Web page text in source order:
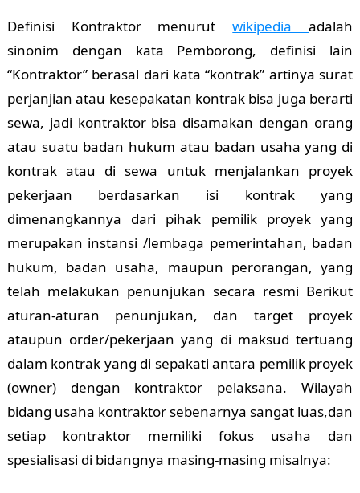
Definisi Kontraktor menurutwikipediaadalah
sinonim dengan kata Pemborong, definisi lain
“Kontraktor” berasal dari kata “kontrak” artinya surat
perjanjian atau kesepakatan kontrak bisa juga berarti
sewa, jadi kontraktor bisa disamakan dengan orang
atau suatu badan hukum atau badan usaha yang di
kontrak atau di sewa untuk menjalankan proyek
pekerjaan berdasarkan isi kontrak yang
dimenangkannya dari pihak pemilik proyek yang
merupakan instansi /lembaga pemerintahan, badan
hukum, badan usaha, maupun perorangan, yang
telah melakukan penunjukan secara resmi Berikut
aturan-aturan penunjukan, dan target proyek
ataupun order/pekerjaan yang di maksud tertuang
dalam kontrak yang di sepakati antara pemilik proyek
(owner) dengan kontraktor pelaksana. Wilayah
bidang usaha kontraktor sebenarnya sangat luas,dan
setiap kontraktor memiliki fokus usaha dan
spesialisasi di bidangnya masing-masing misalnya: